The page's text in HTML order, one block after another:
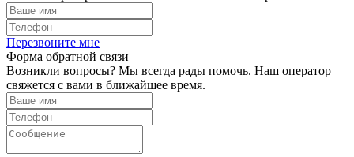
Перезвоните мне
Форма обратной связи
Возникли вопросы? Мы всегда рады помочь. Наш оператор
свяжется с вами в ближайшее время.